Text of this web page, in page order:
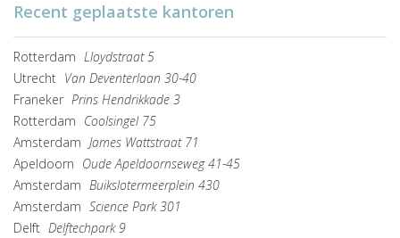
Recent geplaatste kantoren
Rotterdam Lloydstraat 5
Utrecht Van Deventerlaan 30-40
Franeker Prins Hendrikkade 3
Rotterdam Coolsingel 75
Amsterdam James Wattstraat 71
Apeldoorn Oude Apeldoornseweg 41-45
Amsterdam Buikslotermeerplein 430
Amsterdam Science Park 301
Delft Delftechpark 9